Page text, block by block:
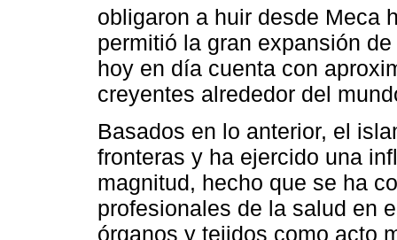
obligaron a huir desde Meca
permitió la gran expansión
hoy en día cuenta con
creyentes alrededor del
Basados en lo anterior, el
fronteras y ha ejercido una
magnitud, hecho que se ha
profesionales de la salud en
órganos y tejidos como acto